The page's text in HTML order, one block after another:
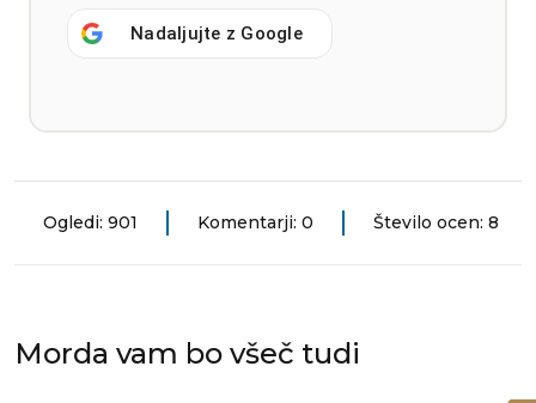
Nadaljujte z Google
Ogledi: 901 Komentarji: 0 Število ocen: 8
Morda vam bo všeč tudi